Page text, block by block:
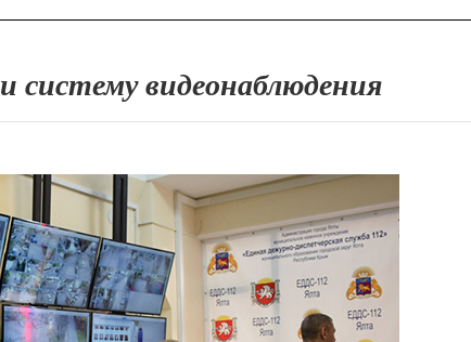
систему видеонаблюдения